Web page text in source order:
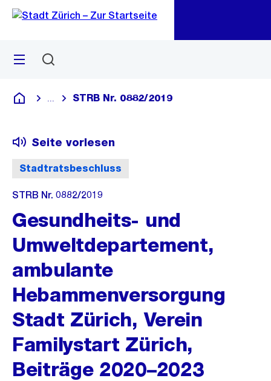
Navigation
Sprunglink
Menü
Deutsch
Blende alle Breadcrumbs ein
STRB Nr. 0882/2019
Stadtratsbeschluss
Seite vorlesen
STRB Nr. 0882/2019
Gesundheits- und
Umweltdepartement,
ambulante
Hebammenversorgung
Stadt Zürich, Verein
Familystart Zürich,
Beiträge 2020–2023